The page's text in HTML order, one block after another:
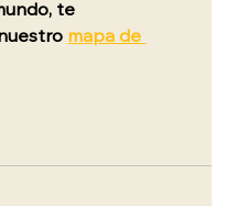
te
mapa de